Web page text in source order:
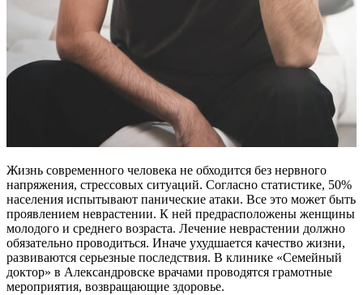
Жизнь современного человека не обходится без нервного
напряжения, стрессовых ситуаций. Согласно статистике, 50%
населения испытывают панические атаки. Все это может быть
проявлением неврастении. К ней предрасположены женщины
молодого и среднего возраста. Лечение неврастении должно
обязательно проводиться. Иначе ухудшается качество жизни,
развиваются серьезные последствия. В клинике «Семейный
доктор» в Александровске врачами проводятся грамотные
мероприятия, возвращающие здоровье.